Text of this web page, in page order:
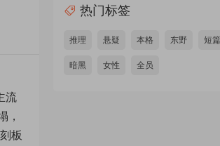
流
，
板
热门标签
推理 悬疑 本格 东野 短篇
暗黑 女性 全员